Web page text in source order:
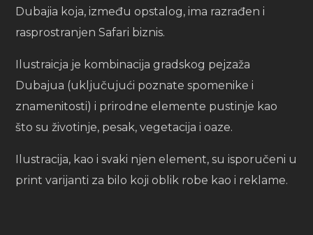
Dubajia koja, između opstalog, ima razrađen i
rasprostranjen Safari biznis.
Ilustraicja je kombinacija gradskog pejzaža
Dubajua (uključujući poznate spomenike i
znamenitosti) i prirodne elemente pustinje kao
što su životinje, pesak, vegetacija i oaze.
Ilustracija, kao i svaki njen element, su isporučeni u
print varijanti za bilo koji oblik robe kao i reklame.